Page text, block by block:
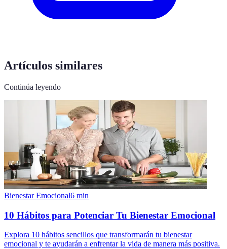
Artículos similares
Continúa leyendo
Bienestar Emocional6 min
10 Hábitos para Potenciar Tu Bienestar Emocional
Explora 10 hábitos sencillos que transformarán tu bienestar
emocional y te ayudarán a enfrentar la vida de manera más positiva.